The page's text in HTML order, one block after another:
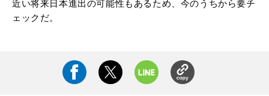
近い将来日本進出の可能性もあるため、今のうちから要チ
ェックだ。